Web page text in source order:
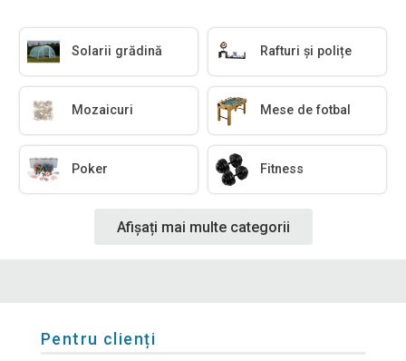
Solarii grădină Rafturi și polițe
Mozaicuri Mese de fotbal
Poker Fitness
Afișați mai multe categorii
Pentru clienți